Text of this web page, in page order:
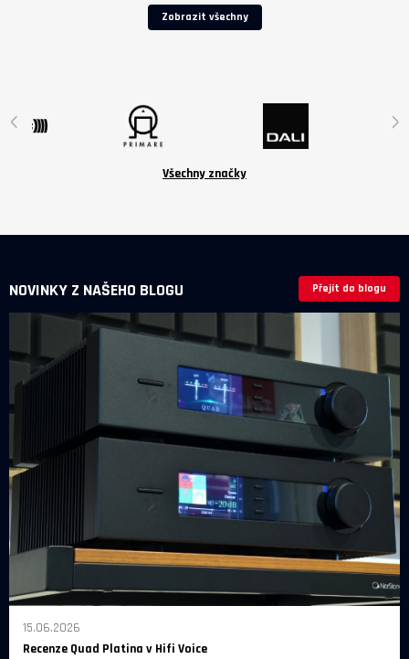
uspořádaných kolem
reproduktoru Uni-Q .2 x 3 černé,
Zobrazit všechny
‹ ›
Všechny značky
NOVINKY Z NAŠEHO BLOGU Přejít do blogu
15.06.2026
Recenze Quad Platina v Hifi Voice